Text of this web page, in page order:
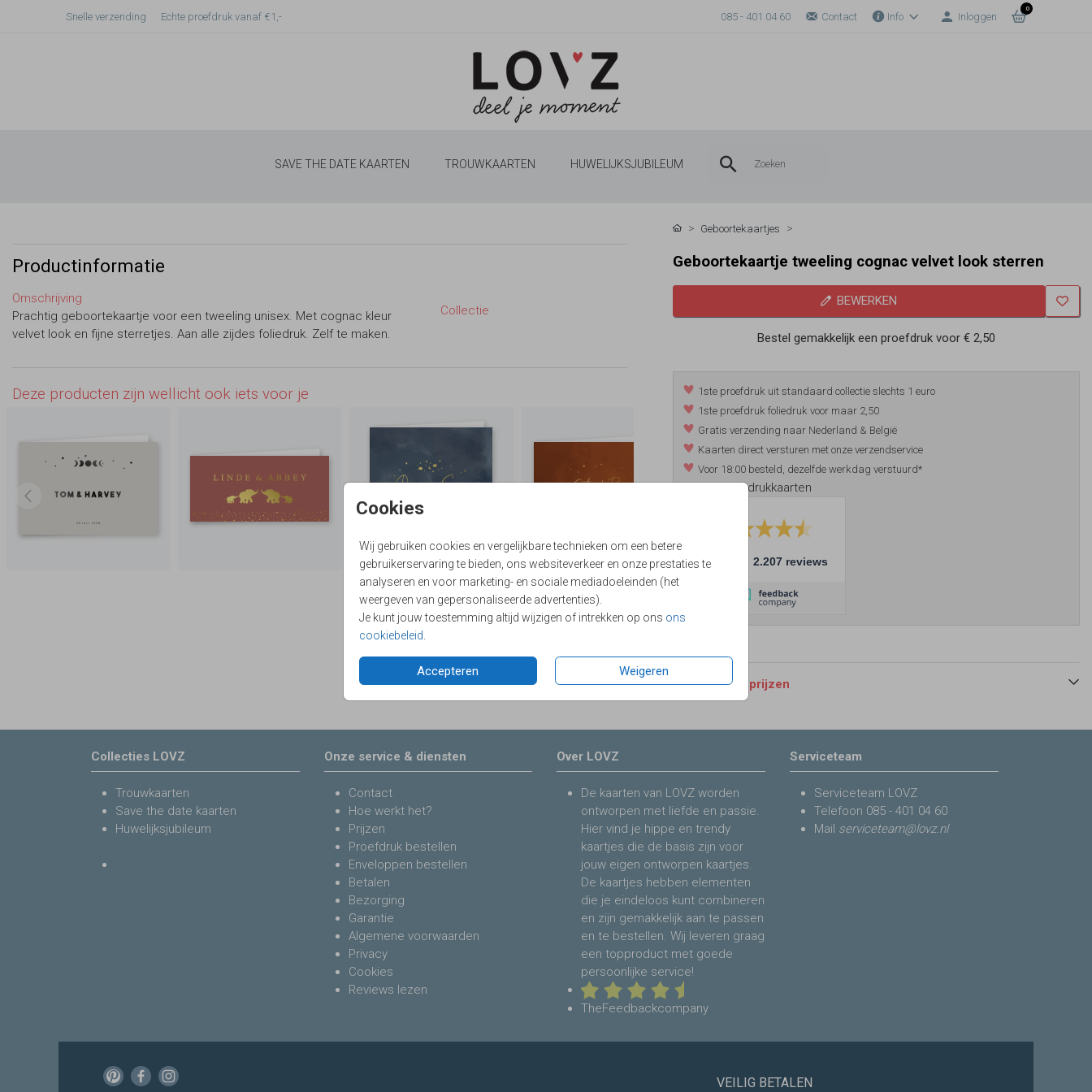
Snelle verzending Echte proefdruk vanaf €1,- 085 - 401 04 60 Contact Info Inloggen
0
SAVE THE DATE KAARTEN TROUWKAARTEN HUWELIJKSJUBILEUM
Cookies
Wij gebruiken cookies en vergelijkbare technieken om een betere
gebruikerservaring te bieden, ons websiteverkeer en onze prestaties te
analyseren en voor marketing- en sociale mediadoeleinden (het
weergeven van gepersonaliseerde advertenties).
Je kunt jouw toestemming altijd wijzigen of intrekken op ons ons
cookiebeleid
Accepteren Weigeren
Productinformatie
Omschrijving
Prachtig geboortekaartje voor een tweeling unisex. Met cognac kleur
velvet look en fijne sterretjes. Aan alle zijdes foliedruk. Zelf te maken.
Collectie
Deze producten zijn wellicht ook iets voor je
Geboortekaartjes
Geboortekaartje tweeling cognac velvet look sterren
BEWERKEN
Bestel gemakkelijk een proefdruk voor€ 2,50
1ste proefdruk uit standaard collectie slechts 1 euro
1ste proefdruk foliedruk voor maar 2,50
Gratis verzending naar Nederland & België
Kaarten direct versturen met onze verzendservice
Voor 18:00 besteld, dezelfde werkdag verstuurd*
*m.u.v. foliedrukkaarten
9.4 2.207 reviews
Formaten en prijzen
Collecties LOVZ
Trouwkaarten
Save the date kaarten
Huwelijksjubileum
Onze service & diensten
Contact
Hoe werkt het?
Prijzen
Proefdruk bestellen
Enveloppen bestellen
Betalen
Bezorging
Garantie
Algemene voorwaarden
Privacy
Cookies
Reviews lezen
Over LOVZ
De kaarten van LOVZ worden
ontworpen met liefde en passie.
Hier vind je hippe en trendy
kaartjes die de basis zijn voor
jouw eigen ontworpen kaartjes.
De kaartjes hebben elementen
die je eindeloos kunt combineren
en zijn gemakkelijk aan te passen
en te bestellen. Wij leveren graag
een topproduct met goede
persoonlijke service!
TheFeedbackcompany
Serviceteam
Serviceteam LOVZ
Telefoon 085 - 401 04 60
Mail serviceteam@lovz.nl
VEILIG BETALEN